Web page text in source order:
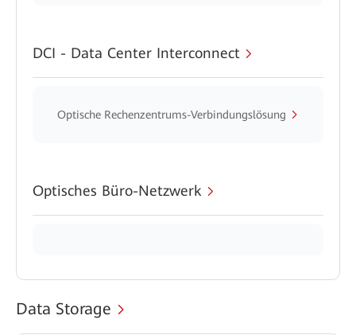
DCI - Data Center Interconnect
Optische Rechenzentrums-Verbindungslösung
Optisches Büro-Netzwerk
Data Storage